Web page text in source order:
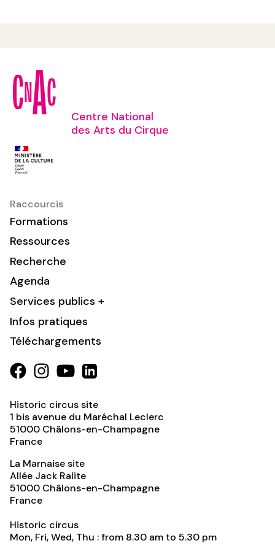
Centre National
des Arts du Cirque
Raccourcis
Formations
Ressources
Recherche
Agenda
Services publics +
Infos pratiques
Téléchargements
Historic circus site
1 bis avenue du Maréchal Leclerc
51000 Châlons-en-Champagne
France
La Marnaise site
Allée Jack Ralite
51000 Châlons-en-Champagne
France
Historic circus
Mon, Fri, Wed, Thu : from 8.30 am to 5.30 pm